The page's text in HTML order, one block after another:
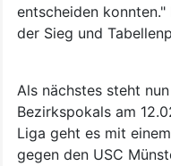
entscheiden
der Sieg und
Als nächstes steht
Bezirkspokals am
Liga geht es mit
gegen den USC